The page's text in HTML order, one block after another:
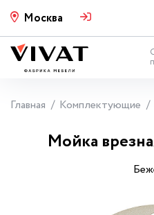
Москва
Главная Комплектующие
Мойка